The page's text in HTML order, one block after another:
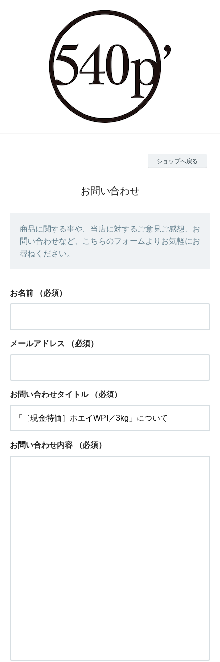
ショップへ戻る
お問い合わせ
商品に関する事や、当店に対するご意見ご感想、お
問い合わせなど、こちらのフォームよりお気軽にお
尋ねください。
お名前 （必須）
メールアドレス （必須）
お問い合わせタイトル （必須）
お問い合わせ内容 （必須）